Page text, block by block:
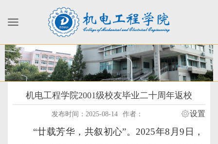
机电工程学院2001级校友毕业二十周年返校
发布时间：2025-08-14 作者： 设置
“廿载芳华，共叙初心”。2025年8月9日，